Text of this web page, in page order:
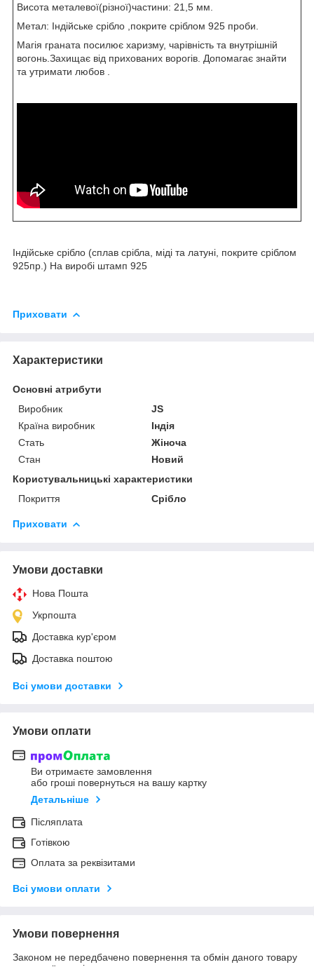
Висота металевої(різної)частини: 21,5 мм.
Метал: Індійське срібло ,покрите сріблом 925 проби.
Магія граната посилює харизму, чарівність та внутрішній
вогонь.Захищає від прихованих ворогів. Допомагає знайти
та утримати любов .
Індійське срібло (сплав срібла, міді та латуні, покрите сріблом
925пр.) На виробі штамп 925
Приховати
Характеристики
Основні атрибути
Виробник
JS
Країна виробник
Індія
Стать
Жіноча
Стан
Новий
Користувальницькі характеристики
Покриття
Срібло
Приховати
Умови доставки
Нова Пошта
Укрпошта
Доставка кур'єром
Доставка поштою
Всі умови доставки
Умови оплати
Ви отримаєте замовлення
або гроші повернуться на вашу картку
Детальніше
Післяплата
Готівкою
Оплата за реквізитами
Всі умови оплати
Умови повернення
Законом не передбачено повернення та обмін даного товару